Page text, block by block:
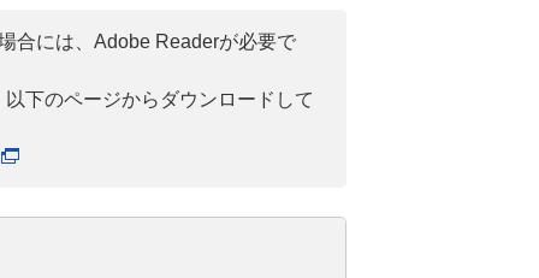
合には、Adobe Readerが必要で
下のページからダウンロードして